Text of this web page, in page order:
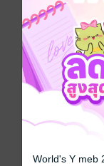
ทุกชิ้นส่วนของ
เพื่อพาเธอค้นห
แต่เป็นความลั
‘เงาเดือน ใต้บ้
คือนิยายชีวิตที่
และการให้อภัย
เรื่องราวของ
แล้วพบว่า คน
World's Y meb